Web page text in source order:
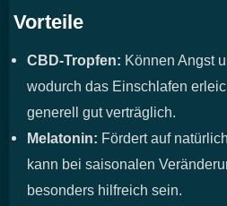
Vorteile
CBD-Tropfen: Können Angst
wodurch das Einschlafen
generell gut verträglich.
Melatonin: Fördert auf
kann bei saisonalen
besonders hilfreich sein.